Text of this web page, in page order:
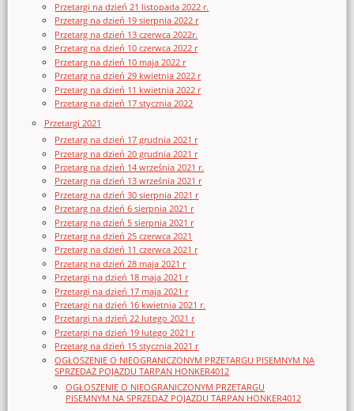
Przetargi na dzień 21 listopada 2022 r.
Przetarg na dzień 19 sierpnia 2022 r
Przetarg na dzień 13 czerwca 2022r.
Przetarg na dzień 10 czerwca 2022 r
Przetarg na dzień 10 maja 2022 r
Przetarg na dzień 29 kwietnia 2022 r
Przetarg na dzień 11 kwietnia 2022 r
Przetarg na dzień 17 stycznia 2022
Przetargi 2021
Przetarg na dzień 17 grudnia 2021 r
Przetarg na dzień 20 grudnia 2021 r
Przetarg na dzień 14 września 2021 r.
Przetarg na dzień 13 września 2021 r
Przetarg na dzień 30 sierpnia 2021 r
Przetarg na dzień 6 sierpnia 2021 r
Przetarg na dzień 5 sierpnia 2021 r
Przetarg na dzień 25 czerwca 2021
Przetarg na dzień 11 czerwca 2021 r
Przetarg na dzień 28 maja 2021 r
Przetargi na dzień 18 maja 2021 r
Przetargi na dzień 17 maja 2021 r
Przetargi na dzień 16 kwietnia 2021 r.
Przetargi na dzień 22 lutego 2021 r
Przetargi na dzień 19 lutego 2021 r
Przetarg na dzień 15 stycznia 2021 r
OGŁOSZENIE O NIEOGRANICZONYM PRZETARGU PISEMNYM NA
SPRZEDAŻ POJAZDU TARPAN HONKER4012
OGŁOSZENIE O NIEOGRANICZONYM PRZETARGU
PISEMNYM NA SPRZEDAŻ POJAZDU TARPAN HONKER4012